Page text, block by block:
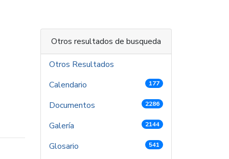
Otros resultados de busqueda
Otros Resultados
Calendario
177
Documentos 2286
Galería 2144
Glosario 541